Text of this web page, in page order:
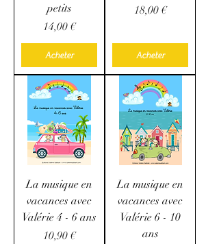
petits
Prix
14,00 €
Acheter
Prix
18,00 €
Acheter
La musique en
vacances avec
Valérie 4 - 6 ans
Prix
10,90 €
La musique en
vacances avec
Valérie 6 - 10
ans